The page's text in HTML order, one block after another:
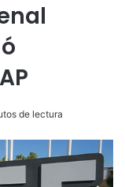
de lectura